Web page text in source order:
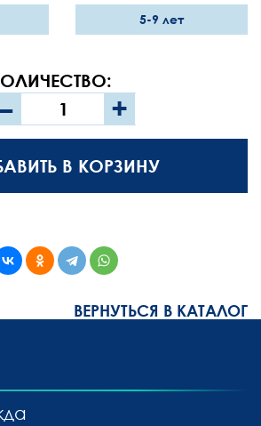
5-9 лет
+
В КОРЗИНУ
ВЕРНУТЬСЯ В КАТАЛОГ